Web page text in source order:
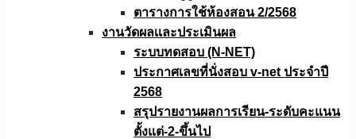
ตารางการใช้ห้องสอน 2/2568
งานวัดผลเเละประเมินผล
ระบบทดสอบ (N-NET)
ประกาศเลขที่นั่งสอบ v-net ประจำปี
2568
สรุปรายงานผลการเรียน-ระดับคะแนน
ตั้งแต่-2-ขึ้นไป